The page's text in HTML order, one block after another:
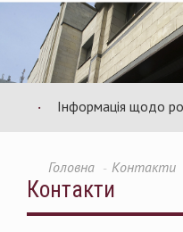
Інформація щодо
Головна Контакти
Контакти